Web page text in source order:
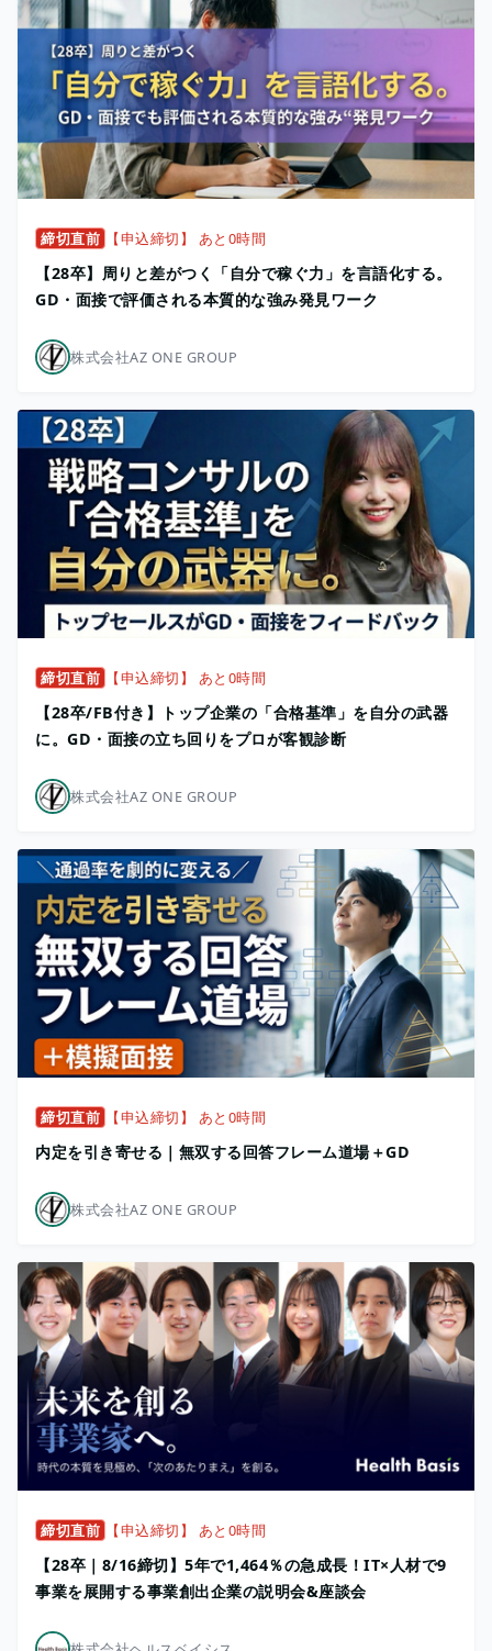
締切直前 【申込締切】 あと0時間
【28卒】周りと差がつく「自分で稼ぐ力」を言語化する。
GD・面接で評価される本質的な強み発見ワーク
株式会社AZ ONE GROUP
締切直前 【申込締切】 あと0時間
【28卒/FB付き】トップ企業の「合格基準」を自分の武器
に。GD・面接の立ち回りをプロが客観診断
株式会社AZ ONE GROUP
締切直前 【申込締切】 あと0時間
内定を引き寄せる｜無双する回答フレーム道場＋GD
株式会社AZ ONE GROUP
締切直前 【申込締切】 あと0時間
【28卒｜8/16締切】5年で1,464％の急成長！IT×人材で9
事業を展開する事業創出企業の説明会&座談会